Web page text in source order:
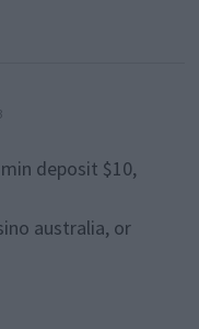
deposit $10,
australia, or